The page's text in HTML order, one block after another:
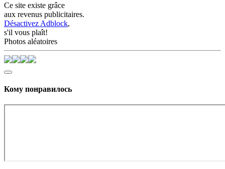
Ce site existe grâce
aux revenus publicitaires.
Désactivez Adblock,
s'il vous plaît!
Photos aléatoires
Кому понравилось